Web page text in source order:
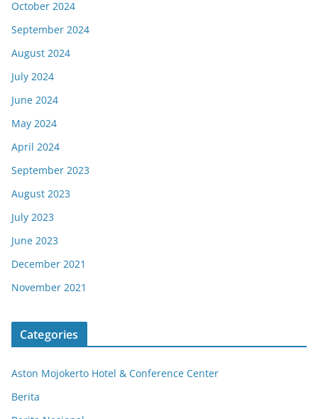
October 2024
September 2024
August 2024
July 2024
June 2024
May 2024
April 2024
September 2023
August 2023
July 2023
June 2023
December 2021
November 2021
Categories
Aston Mojokerto Hotel & Conference Center
Berita